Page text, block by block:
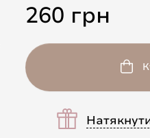
260 грн